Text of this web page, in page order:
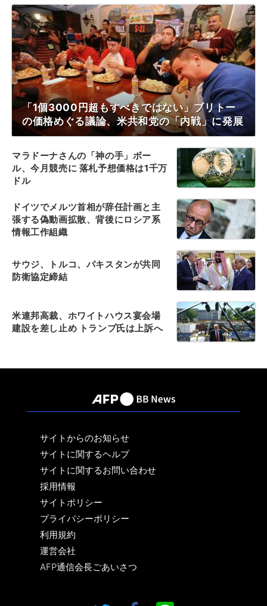
「1個3000円超もすべきではない」ブリトー
の価格めぐる議論、米共和党の「内戦」に発展
マラドーナさんの「神の手」ボー
ル、今月競売に 落札予想価格は1千万
ドル
ドイツでメルツ首相が辞任計画と主
張する偽動画拡散、背後にロシア系
情報工作組織
サウジ、トルコ、パキスタンが共同
防衛協定締結
米連邦高裁、ホワイトハウス宴会場
建設を差し止め トランプ氏は上訴へ
サイトからのお知らせ
サイトに関するヘルプ
サイトに関するお問い合わせ
採用情報
サイトポリシー
プライバシーポリシー
利用規約
運営会社
AFP通信会長ごあいさつ